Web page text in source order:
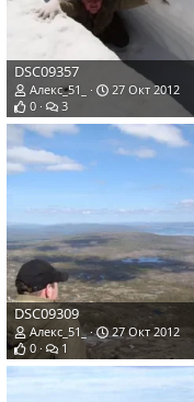
DSC09357
Алекс_51_
27 Окт 2012
0
3
DSC09309
Алекс_51_
27 Окт 2012
0
1